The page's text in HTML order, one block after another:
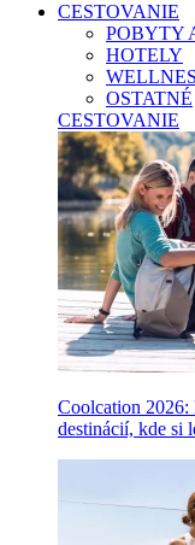
CESTOVANIE
POBYTY
HOTELY
OSTATNÉ
CESTOVANIE
Coolcation
destinácií, kde si